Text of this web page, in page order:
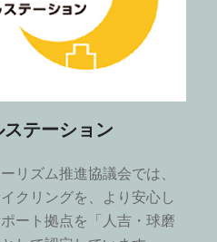
テーション
リズム推進協議会では、
クリングを、より安心し
ート拠点を「人吉・球磨